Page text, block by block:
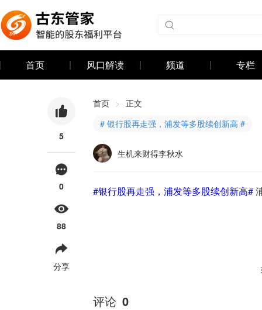
首页 风口解读 频道 专栏
5
0
88
分享
首页 > 正文
# 银行股再走强，浦发等多股续创新高 #
生机来财得李秋水
#银行股再走强，浦发等多股续创新高#
评论 0